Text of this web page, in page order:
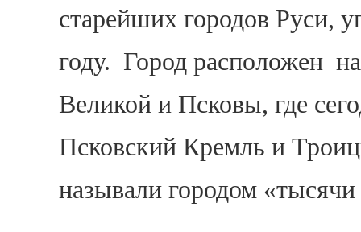
старейших городов Руси,
году. Город расположен
Великой и Псковы, где
Псковский Кремль и
называли городом